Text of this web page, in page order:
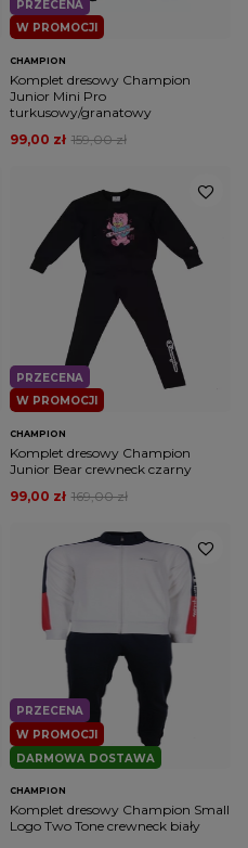
W PROMOCJI
PRZECENA
CHAMPION
Komplet dresowy Champion
Junior Mini Pro
turkusowy/granatowy
159,00 zł
99,00 zł
W PROMOCJI
PRZECENA
CHAMPION
Komplet dresowy Champion
Junior Bear crewneck czarny
169,00 zł
99,00 zł
W PROMOCJI
PRZECENA
DARMOWA DOSTAWA
CHAMPION
Komplet dresowy Champion Small
Logo Two Tone crewneck biały